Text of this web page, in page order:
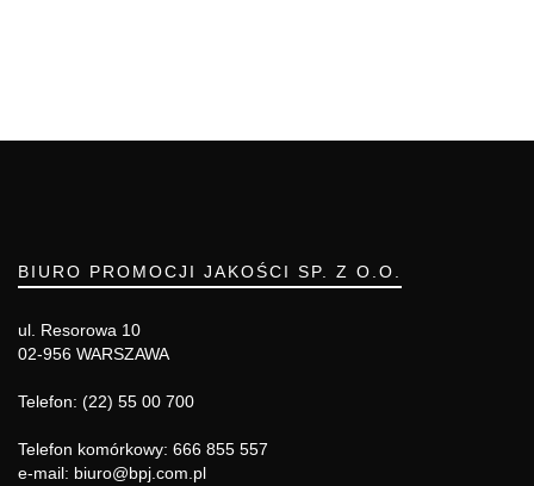
BIURO PROMOCJI JAKOŚCI SP. Z O.O.
ul. Resorowa 10
02-956 WARSZAWA
Telefon: (22) 55 00 700
Telefon komórkowy: 666 855 557
e-mail: biuro@bpj.com.pl